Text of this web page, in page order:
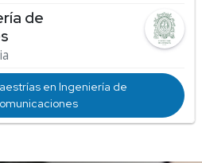
de
en Ingeniería de